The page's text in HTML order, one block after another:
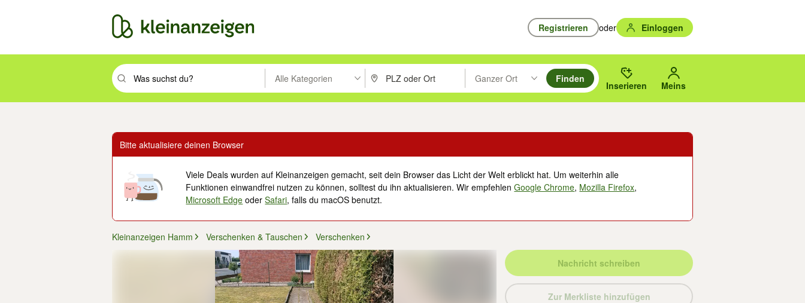
Registrieren oder Einloggen
Suchbegriff eingeben. Eingabetaste drücken um zu suchen, oder Vorschläge mit den Pfeiltasten nach oben/unten durchsuchen und mit Eingabetaste auswählen.
Alle Kategorien PLZ oder Ort eingeben. Eingabetaste drücken um zu suchen, oder Vorschläge mit den Pfeiltasten nach oben/
Ganzer Ort
Suche im Umkreis des gewählten Orts oder PLZ.
Finden
Inserieren Meins
Bitte aktualisiere deinen Browser
Viele Deals wurden auf Kleinanzeigen gemacht, seit dein Browser das Licht der Welt erblickt hat. Um weiterhin alle
Funktionen einwandfrei nutzen zu können, solltest du ihn aktualisieren. Wir empfehlenGoogle Chrome, Mozilla Firefox,
Microsoft Edge oderSafari, falls du macOS benutzt.
Kleinanzeigen Hamm Verschenken & Tauschen Verschenken
Nachricht schreiben
Zur Merkliste hinzufügen